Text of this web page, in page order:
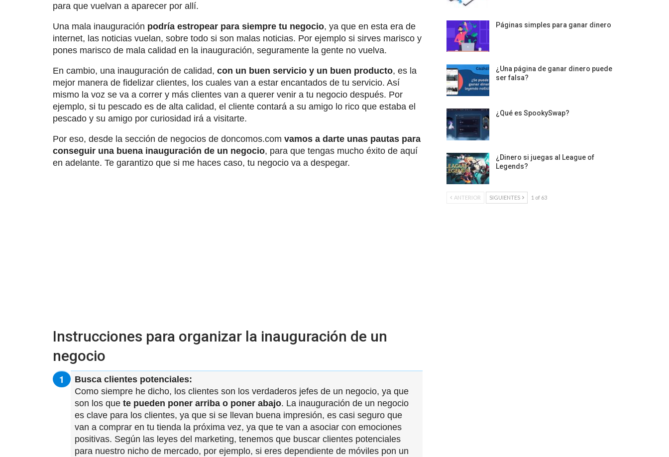
para que vuelvan a aparecer por allí.
Una mala inauguración podría estropear para siempre tu negocio, ya que en esta era de
internet, las noticias vuelan, sobre todo si son malas noticias. Por ejemplo si sirves marisco y
pones marisco de mala calidad en la inauguración, seguramente la gente no vuelva.
En cambio, una inauguración de calidad, con un buen servicio y un buen producto, es la
mejor manera de fidelizar clientes, los cuales van a estar encantados de tu servicio. Así
mismo la voz se va a correr y más clientes van a querer venir a tu negocio después. Por
ejemplo, si tu pescado es de alta calidad, el cliente contará a su amigo lo rico que estaba el
pescado y su amigo por curiosidad irá a visitarte.
Por eso, desde la sección de negocios de doncomos.com vamos a darte unas pautas para
conseguir una buena inauguración de un negocio, para que tengas mucho éxito de aquí
en adelante. Te garantizo que si me haces caso, tu negocio va a despegar.
Instrucciones para organizar la inauguración de un
negocio
Busca clientes potenciales:
Como siempre he dicho, los clientes son los verdaderos jefes de un negocio, ya que
son los que te pueden poner arriba o poner abajo. La inauguración de un negocio
es clave para los clientes, ya que si se llevan buena impresión, es casi seguro que
van a comprar en tu tienda la próxima vez, ya que te van a asociar con emociones
positivas. Según las leyes del marketing, tenemos que buscar clientes potenciales
para nuestro nicho de mercado, por ejemplo, si eres dependiente de móviles pon un
Páginas simples para ganar dinero
¿Una página de ganar dinero puede
ser falsa?
¿Qué es SpookySwap?
¿Dinero si juegas al League of
Legends?
ANTERIOR SIGUIENTES 1 of 63